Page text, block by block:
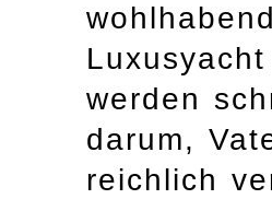
werden
darum,
reichlich